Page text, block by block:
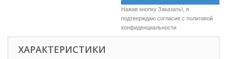
Нажав кнопку Заказать!, я
подтверждаю согласие c политикой
конфиденциальности
ХАРАКТЕРИСТИКИ